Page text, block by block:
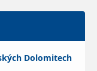
Dolomitech